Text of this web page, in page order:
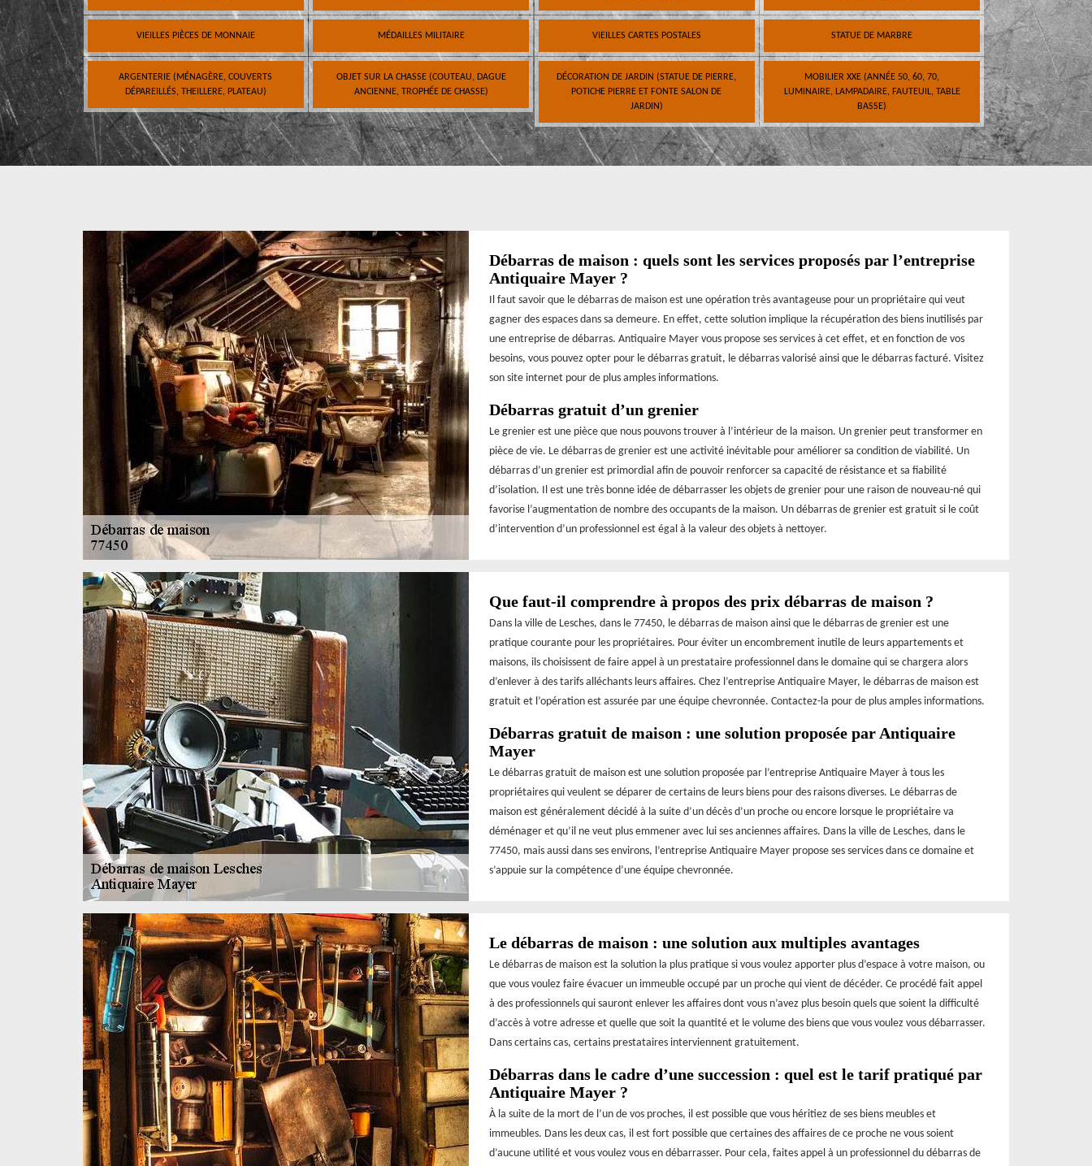
VIEILLES PIÈCES DE MONNAIE MÉDAILLES MILITAIRE VIEILLES CARTES POSTALES STATUE DE MARBRE
ARGENTERIE (MÉNAGÈRE, COUVERTS
DÉPAREILLÉS, THEILLERE, PLATEAU)
OBJET SUR LA CHASSE (COUTEAU, DAGUE
ANCIENNE, TROPHÉE DE CHASSE)
DÉCORATION DE JARDIN (STATUE DE PIERRE,
POTICHE PIERRE ET FONTE SALON DE
JARDIN)
MOBILIER XXE (ANNÉE 50, 60, 70,
LUMINAIRE, LAMPADAIRE, FAUTEUIL, TABLE
BASSE)
Débarras de maison : quels sont les services proposés par l’entreprise
Antiquaire Mayer ?
Il faut savoir que le débarras de maison est une opération très avantageuse pour un propriétaire qui veut
gagner des espaces dans sa demeure. En effet, cette solution implique la récupération des biens inutilisés par
une entreprise de débarras. Antiquaire Mayer vous propose ses services à cet effet, et en fonction de vos
besoins, vous pouvez opter pour le débarras gratuit, le débarras valorisé ainsi que le débarras facturé. Visitez
son site internet pour de plus amples informations.
Débarras gratuit d’un grenier
Le grenier est une pièce que nous pouvons trouver à l’intérieur de la maison. Un grenier peut transformer en
pièce de vie. Le débarras de grenier est une activité inévitable pour améliorer sa condition de viabilité. Un
débarras d’un grenier est primordial afin de pouvoir renforcer sa capacité de résistance et sa fiabilité
d’isolation. Il est une très bonne idée de débarrasser les objets de grenier pour une raison de nouveau-né qui
favorise l’augmentation de nombre des occupants de la maison. Un débarras de grenier est gratuit si le coût
d’intervention d’un professionnel est égal à la valeur des objets à nettoyer.
Que faut-il comprendre à propos des prix débarras de maison ?
Dans la ville de Lesches, dans le 77450, le débarras de maison ainsi que le débarras de grenier est une
pratique courante pour les propriétaires. Pour éviter un encombrement inutile de leurs appartements et
maisons, ils choisissent de faire appel à un prestataire professionnel dans le domaine qui se chargera alors
d’enlever à des tarifs alléchants leurs affaires. Chez l’entreprise Antiquaire Mayer, le débarras de maison est
gratuit et l’opération est assurée par une équipe chevronnée. Contactez-la pour de plus amples informations.
Débarras gratuit de maison : une solution proposée par Antiquaire
Mayer
Le débarras gratuit de maison est une solution proposée par l’entreprise Antiquaire Mayer à tous les
propriétaires qui veulent se déparer de certains de leurs biens pour des raisons diverses. Le débarras de
maison est généralement décidé à la suite d’un décès d’un proche ou encore lorsque le propriétaire va
déménager et qu’il ne veut plus emmener avec lui ses anciennes affaires. Dans la ville de Lesches, dans le
77450, mais aussi dans ses environs, l’entreprise Antiquaire Mayer propose ses services dans ce domaine et
s’appuie sur la compétence d’une équipe chevronnée.
Le débarras de maison : une solution aux multiples avantages
Le débarras de maison est la solution la plus pratique si vous voulez apporter plus d’espace à votre maison, ou
que vous voulez faire évacuer un immeuble occupé par un proche qui vient de décéder. Ce procédé fait appel
à des professionnels qui sauront enlever les affaires dont vous n’avez plus besoin quels que soient la difficulté
d’accès à votre adresse et quelle que soit la quantité et le volume des biens que vous voulez vous débarrasser.
Dans certains cas, certains prestataires interviennent gratuitement.
Débarras dans le cadre d’une succession : quel est le tarif pratiqué par
Antiquaire Mayer ?
À la suite de la mort de l’un de vos proches, il est possible que vous héritiez de ses biens meubles et
immeubles. Dans les deux cas, il est fort possible que certaines des affaires de ce proche ne vous soient
d’aucune utilité et vous voulez vous en débarrasser. Pour cela, faites appel à un professionnel du débarras de